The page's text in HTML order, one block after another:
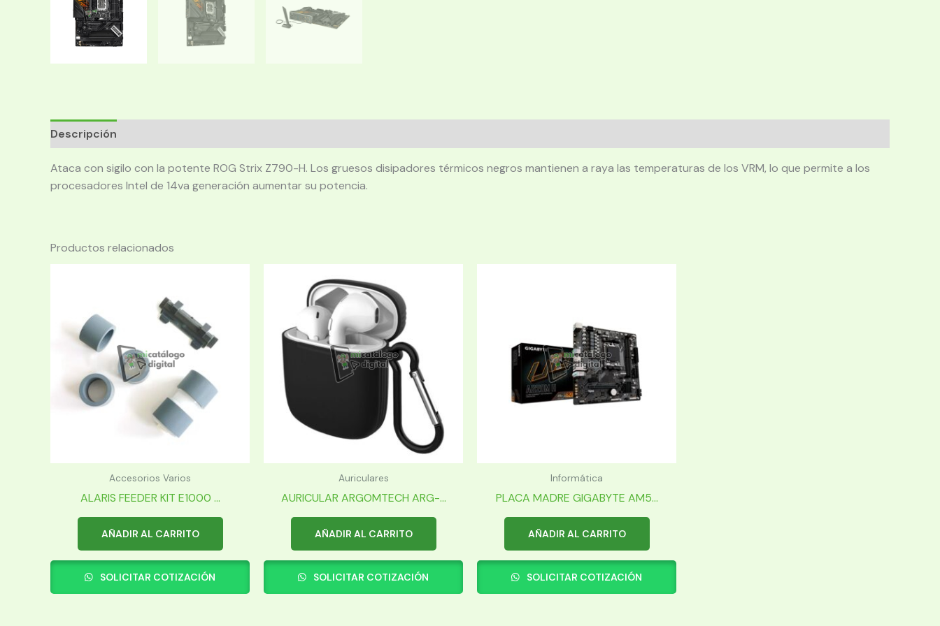
Descripción
Ataca con sigilo con la potente ROG Strix Z790-H. Los gruesos disipadores térmicos negros mantienen a raya las temperaturas de los VRM, lo que permite a los
procesadores Intel de 14va generación aumentar su potencia.
Productos relacionados
Accesorios Varios
ALARIS FEEDER KIT E1000 ...
AÑADIR AL CARRITO
SOLICITAR COTIZACIÓN
Auriculares
AURICULAR ARGOMTECH ARG-...
AÑADIR AL CARRITO
SOLICITAR COTIZACIÓN
Informática
PLACA MADRE GIGABYTE AM5...
AÑADIR AL CARRITO
SOLICITAR COTIZACIÓN